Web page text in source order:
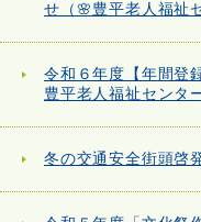
せ（🌸豊平老人福祉
令和６年度【年間登
豊平老人福祉センタ
冬の交通安全街頭啓